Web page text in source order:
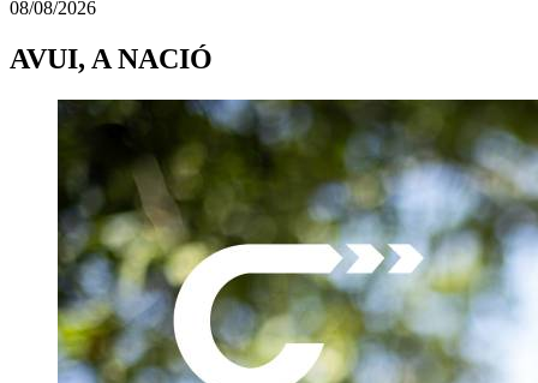
08/08/2026
AVUI, A NACIÓ